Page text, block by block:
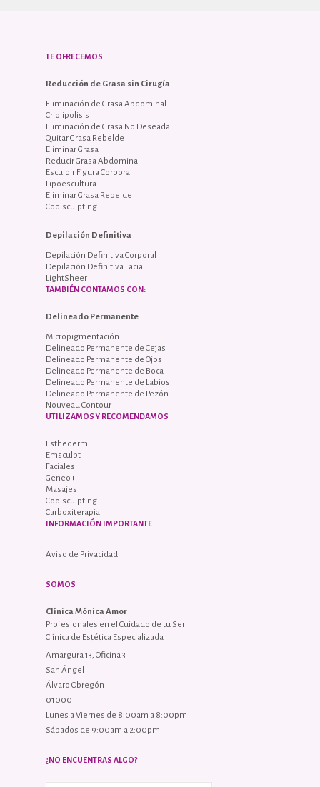
TE OFRECEMOS
Reducción de Grasa sin Cirugía
Eliminación de Grasa Abdominal
Criolipolisis
Eliminación de Grasa No Deseada
Quitar Grasa Rebelde
Eliminar Grasa
Reducir Grasa Abdominal
Esculpir Figura Corporal
Lipoescultura
Eliminar Grasa Rebelde
Coolsculpting
Depilación Definitiva
Depilación Definitiva Corporal
Depilación Definitiva Facial
LightSheer
TAMBIÉN CONTAMOS CON:
Delineado Permanente
Micropigmentación
Delineado Permanente de Cejas
Delineado Permanente de Ojos
Delineado Permanente de Boca
Delineado Permanente de Labios
Delineado Permanente de Pezón
Nouveau Contour
UTILIZAMOS Y RECOMENDAMOS
Esthederm
Emsculpt
Faciales
Geneo+
Masajes
Coolsculpting
Carboxiterapia
INFORMACIÓN IMPORTANTE
Aviso de Privacidad
SOMOS
Clínica Mónica Amor
Profesionales en el Cuidado de tu Ser
Clínica de Estética Especializada
Amargura 13, Oficina 3
San Ángel
Álvaro Obregón
01000
Lunes a Viernes de 8:00am a 8:00pm
Sábados de 9:00am a 2:00pm
¿NO ENCUENTRAS ALGO?